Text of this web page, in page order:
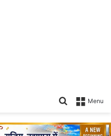
Menu
Search